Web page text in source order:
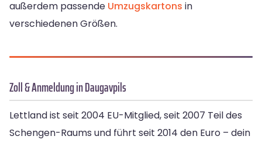
außerdem passende Umzugskartons in
verschiedenen Größen.
Zoll & Anmeldung in Daugavpils
Lettland ist seit 2004 EU-Mitglied, seit 2007 Teil des
Schengen-Raums und führt seit 2014 den Euro – dein